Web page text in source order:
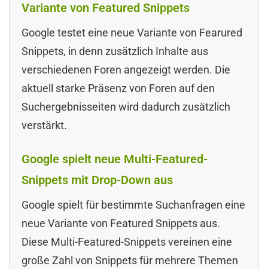
Variante von Featured Snippets
Google testet eine neue Variante von Fearured
Snippets, in denn zusätzlich Inhalte aus
verschiedenen Foren angezeigt werden. Die
aktuell starke Präsenz von Foren auf den
Suchergebnisseiten wird dadurch zusätzlich
verstärkt.
Google spielt neue Multi-Featured-
Snippets mit Drop-Down aus
Google spielt für bestimmte Suchanfragen eine
neue Variante von Featured Snippets aus.
Diese Multi-Featured-Snippets vereinen eine
große Zahl von Snippets für mehrere Themen